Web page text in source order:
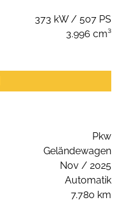
373 kW / 507 PS
3.996 cm³
Pkw
Geländewagen
Nov / 2025
Automatik
7.780 km